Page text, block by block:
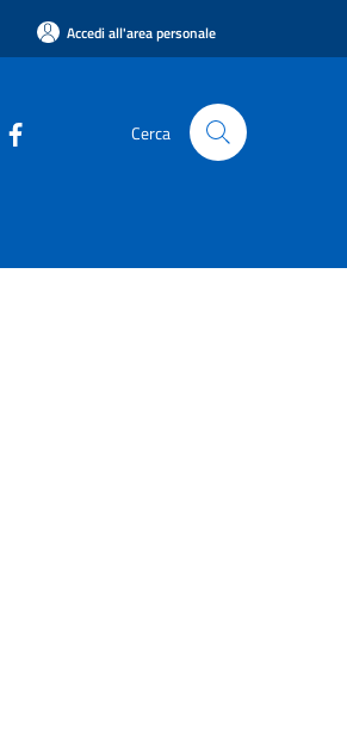
Accedi all'area personale
Cerca